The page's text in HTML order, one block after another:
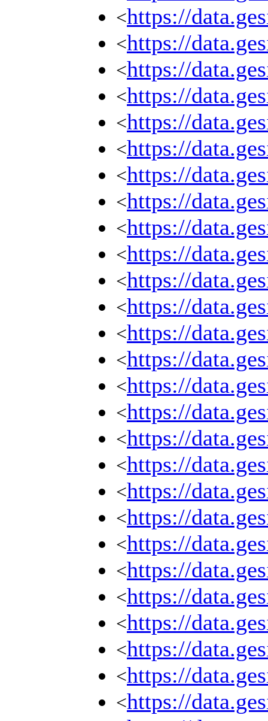
<https://
<https://
<https://
<https://
<https://
<https://
<https://
<https://
<https://
<https://
<https://
<https://
<https://
<https://
<https://
<https://
<https://
<https://
<https://
<https://
<https://
<https://
<https://
<https://
<https://
<https://
<https://